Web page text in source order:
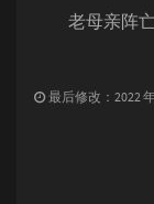
老母亲阵亡
最后修改：2022